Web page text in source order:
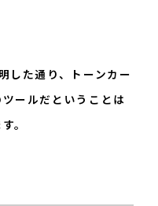
した通り、トーンカー
ールだということは
。